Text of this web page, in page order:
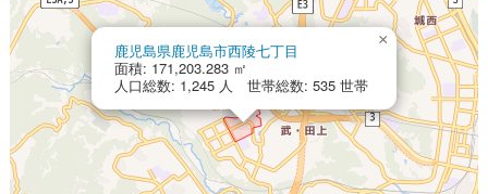
鹿児島県鹿児島市西陵七丁目
面積: 171,203.283 ㎡
人口総数: 1,245 人 世帯総数: 535 世帯
×